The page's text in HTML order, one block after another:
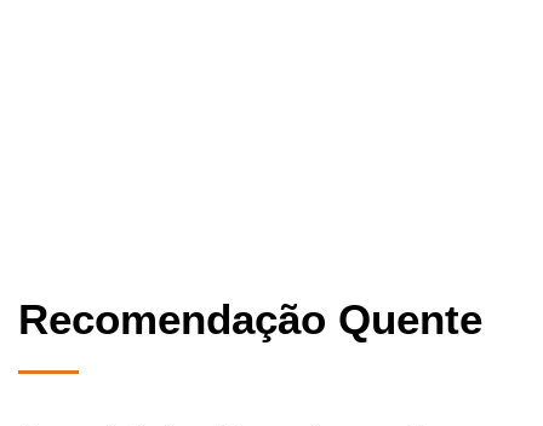
Recomendação Quente